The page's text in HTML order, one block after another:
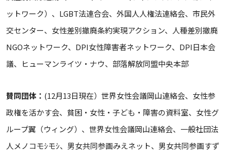
ットワーク）、LGBT法連合会、外国人人権法連絡会、市民外
交センター、女性差別撤廃条約実現アクション、人種差別撤廃
NGOネットワーク、DPI女性障害者ネットワーク、DPI日本会
議、ヒューマンライツ・ナウ、部落解放同盟中央本部
賛同団体： (12月13日現在）世界女性会議岡山連絡会、女性参
政権を活かす会、貧困・女性・子ども・障害の資料室、女性グ
ループ翼（ウィング）、世界女性会議岡山連絡会、一般社団法
人メノコモｼモｼ、男女共同参画みえネット、男女共同参画すず